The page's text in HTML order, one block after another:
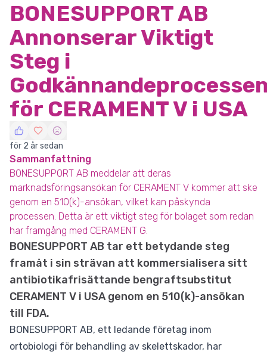
BONESUPPORT AB
Annonserar Viktigt
Steg i
för CERAMENT V i USA
för 2 år sedan
Sammanfattning
BONESUPPORT AB meddelar att deras
marknadsföringsansökan för CERAMENT V kommer att ske
genom en 510(k)-ansökan, vilket kan påskynda
processen. Detta är ett viktigt steg för bolaget som redan
har framgång med CERAMENT G.
BONESUPPORT AB tar ett betydande steg
framåt i sin strävan att kommersialisera sitt
antibiotikafrisättande bengraftsubstitut
CERAMENT V i USA genom en 510(k)-ansökan
till FDA.
BONESUPPORT AB, ett ledande företag inom
ortobiologi för behandling av skelettskador, har